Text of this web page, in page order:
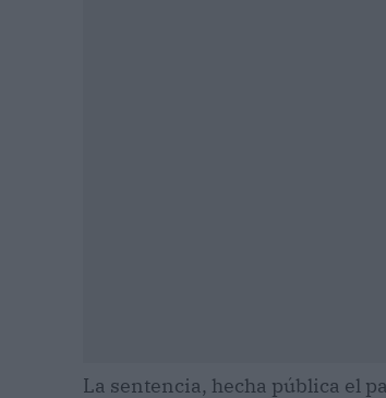
La sentencia, hecha pública el